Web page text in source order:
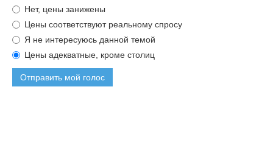
Нет, цены занижены
Цены соответствуют реальному спросу
Я не интересуюсь данной темой
Цены адекватные, кроме столиц
Отправить мой голос